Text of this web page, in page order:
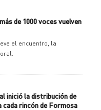
de 1000 voces vuelven
el encuentro, la
inició la distribución de
cada rincón de Formosa